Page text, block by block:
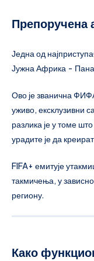
Препоручена
Једна од
Јужна Африка -
Ово је званична
уживо, ексклузивни
разлика је у томе што
урадите је да
FIFA+ емитује
такмичења, у
региону.
Како